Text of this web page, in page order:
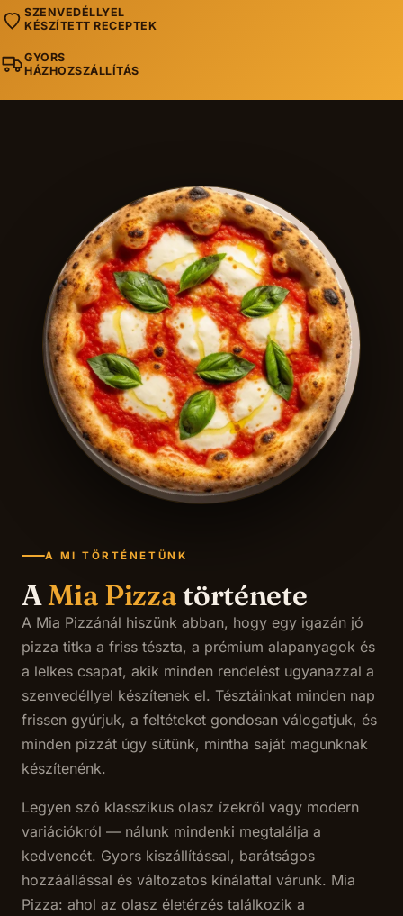
SZENVEDÉLLYEL
KÉSZÍTETT RECEPTEK
GYORS
HÁZHOZSZÁLLÍTÁS
A MI TÖRTÉNETÜNK
AMia Pizzatörténete
A Mia Pizzánál hiszünk abban, hogy egy igazán jó
pizza titka a friss tészta, a prémium alapanyagok és
a lelkes csapat, akik minden rendelést ugyanazzal a
szenvedéllyel készítenek el. Tésztáinkat minden nap
frissen gyúrjuk, a feltéteket gondosan válogatjuk, és
minden pizzát úgy sütünk, mintha saját magunknak
készítenénk.
Legyen szó klasszikus olasz ízekről vagy modern
variációkról — nálunk mindenki megtalálja a
kedvencét. Gyors kiszállítással, barátságos
hozzáállással és változatos kínálattal várunk. Mia
Pizza: ahol az olasz életérzés találkozik a